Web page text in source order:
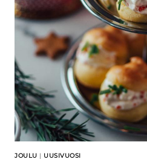
JOULU | UUSIVUOSI